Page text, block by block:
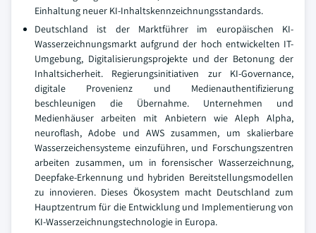
Einhaltung neuer KI-Inhaltskennzeichnungsstandards.
Deutschland ist der Marktführer im europäischen KI-
Wasserzeichnungsmarkt aufgrund der hoch entwickelten IT-
Umgebung, Digitalisierungsprojekte und der Betonung der
Inhaltsicherheit. Regierungsinitiativen zur KI-Governance,
digitale Provenienz und Medienauthentifizierung
beschleunigen die Übernahme. Unternehmen und
Medienhäuser arbeiten mit Anbietern wie Aleph Alpha,
neuroflash, Adobe und AWS zusammen, um skalierbare
Wasserzeichensysteme einzuführen, und Forschungszentren
arbeiten zusammen, um in forensischer Wasserzeichnung,
Deepfake-Erkennung und hybriden Bereitstellungsmodellen
zu innovieren. Dieses Ökosystem macht Deutschland zum
Hauptzentrum für die Entwicklung und Implementierung von
KI-Wasserzeichnungstechnologie in Europa.